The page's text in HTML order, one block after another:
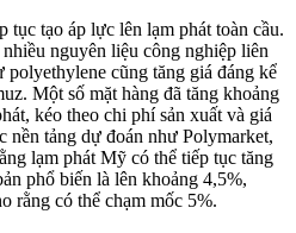
tục tạo áp lực lên lạm phát toàn cầu.
nguyên liệu công nghiệp liên
polyethylene cũng tăng giá đáng kể
Một số mặt hàng đã tăng khoảng
kéo theo chi phí sản xuất và giá
nền tảng dự đoán như Polymarket,
lạm phát Mỹ có thể tiếp tục tăng
phổ biến là lên khoảng 4,5%,
rằng có thể chạm mốc 5%.